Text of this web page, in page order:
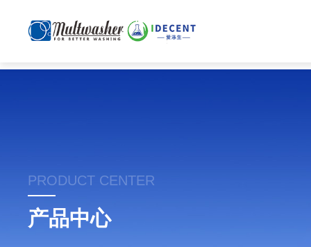
PRODUCT CENTER
产品中心